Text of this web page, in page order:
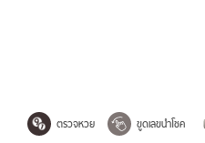
ตรวจหวย ขูดเลขนำโชค